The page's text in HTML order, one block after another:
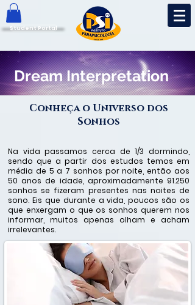
Student Portal
Dream Interpretation
Conheça o Universo dos
Sonhos
Na vida passamos cerca de 1/3 dormindo,
sendo que a partir dos estudos temos em
média de 5 a 7 sonhos por noite, então aos
50 anos de idade, aproximadamente 91.250
sonhos se fizeram presentes nas noites de
sono. Eis que durante a vida, poucos são os
que enxergam o que os sonhos querem nos
informar, muitos apenas olham e acham
irrelevantes.